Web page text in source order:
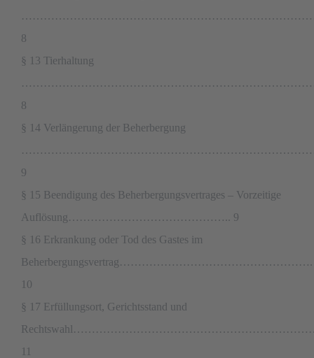
8
§ 13 Tierhaltung
8
§ 14 Verlängerung der Beherbergung
9
§ 15 Beendigung des Beherbergungsvertrages – Vorzeitige
Auflösung…………………………………….. 9
§ 16 Erkrankung oder Tod des Gastes im
Beherbergungsvertrag…………………………………………….
10
§ 17 Erfüllungsort, Gerichtsstand und
11